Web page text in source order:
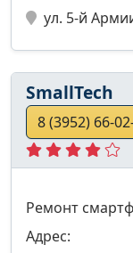
ул. 5-й
SmallTech
8 (3952) 66-
Ремонт
Адрес: